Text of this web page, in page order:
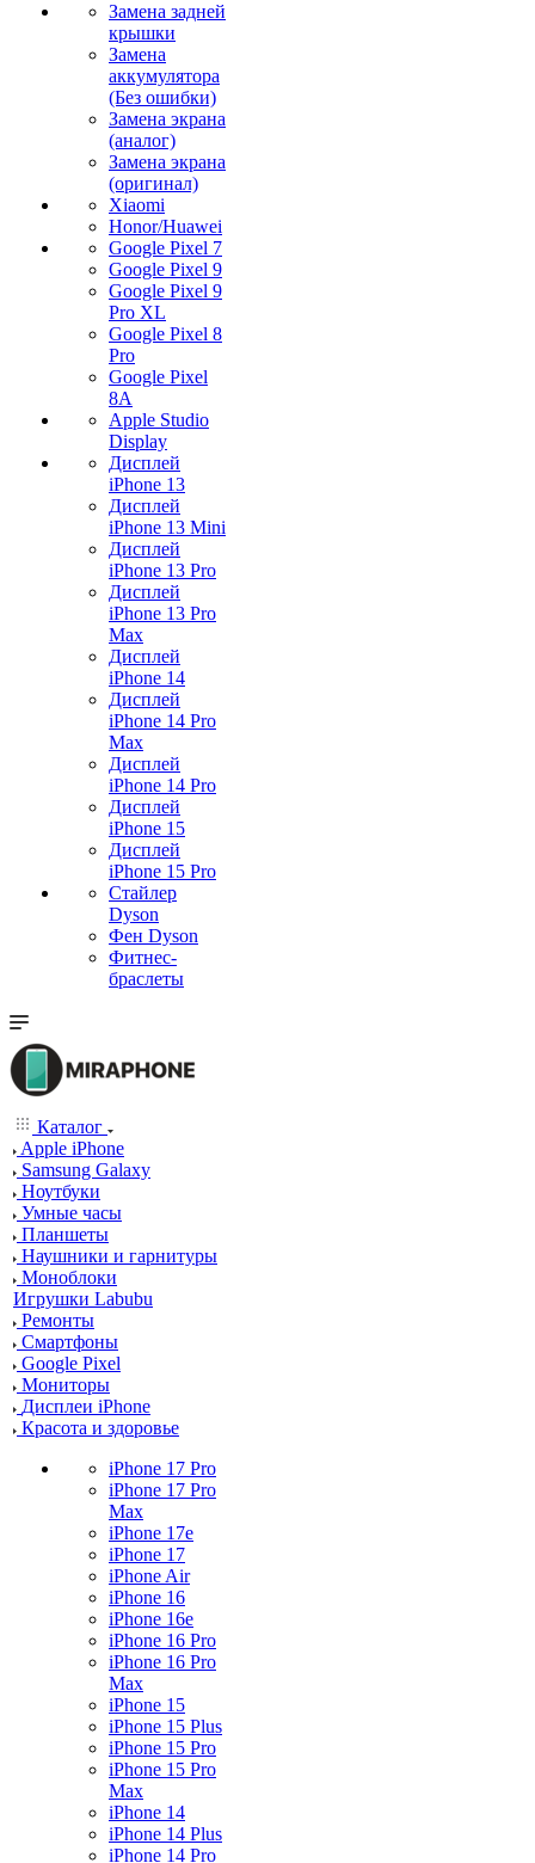
Замена задней
крышки
Замена
аккумулятора
(Без ошибки)
Замена экрана
(аналог)
Замена экрана
(оригинал)
Xiaomi
Honor/Huawei
Google Pixel 7
Google Pixel 9
Google Pixel 9
Pro XL
Google Pixel 8
Pro
Google Pixel
8A
Apple Studio
Display
Дисплей
iPhone 13
Дисплей
iPhone 13 Mini
Дисплей
iPhone 13 Pro
Дисплей
iPhone 13 Pro
Max
Дисплей
iPhone 14
Дисплей
iPhone 14 Pro
Max
Дисплей
iPhone 14 Pro
Дисплей
iPhone 15
Дисплей
iPhone 15 Pro
Стайлер
Dyson
Фен Dyson
Фитнес-
браслеты
Каталог
Apple iPhone
Samsung Galaxy
Ноутбуки
Умные часы
Планшеты
Наушники и гарнитуры
Моноблоки
Игрушки Labubu
Ремонты
Смартфоны
Google Pixel
Мониторы
Дисплеи iPhone
Красота и здоровье
iPhone 17 Pro
iPhone 17 Pro
Max
iPhone 17e
iPhone 17
iPhone Air
iPhone 16
iPhone 16e
iPhone 16 Pro
iPhone 16 Pro
Max
iPhone 15
iPhone 15 Plus
iPhone 15 Pro
iPhone 15 Pro
Max
iPhone 14
iPhone 14 Plus
iPhone 14 Pro